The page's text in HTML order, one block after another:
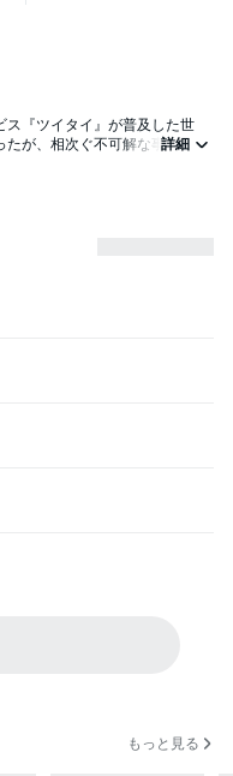
『ツイタイ』が普及した世
が、相次ぐ不可解な事件が起
詳細
もっと見る